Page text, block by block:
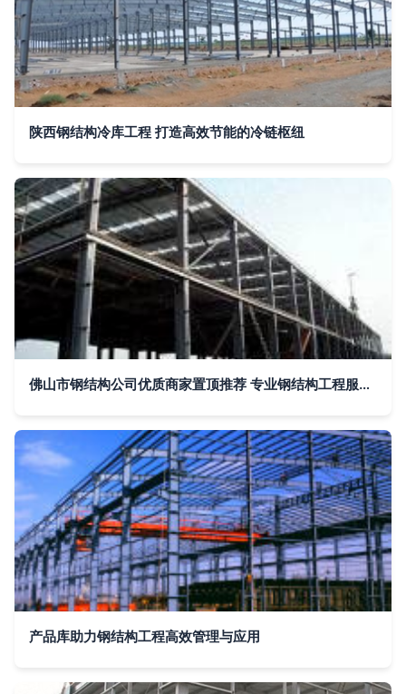
陕西钢结构冷库工程 打造高效节能的冷链枢纽
佛山市钢结构公司优质商家置顶推荐 专业钢结构工程服务商选行业标杆
产品库助力钢结构工程高效管理与应用